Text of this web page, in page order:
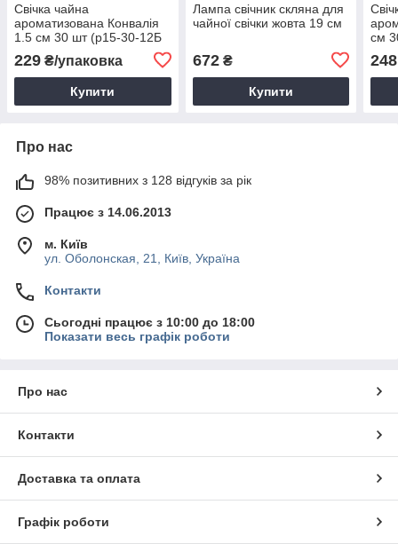
Свічка чайна
ароматизована Конвалія
1.5 см 30 шт (p15-30-12Б
229 ₴/упаковка
Купити
Лампа свічник скляна для
чайної свічки жовта 19 см
672₴
Купити
см
248
Про нас
98% позитивних з 128 відгуків за рік
Працює з 14.06.2013
м. Київ
ул. Оболонская, 21, Київ, Україна
Контакти
Сьогодні працює з 10:00 до 18:00
Показати весь графік роботи
Про нас
Контакти
Доставка та оплата
Графік роботи